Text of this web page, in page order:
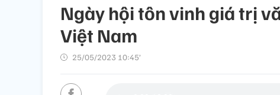
Ngày hội tôn vinh giá trị
Việt Nam
25/05/2023 10:45’